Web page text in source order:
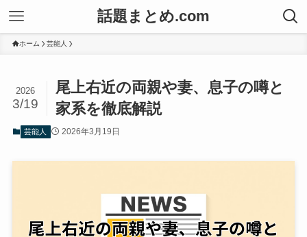
話題まとめ.com
ホーム 芸能人
尾上右近の両親や妻、息子の噂と
家系を徹底解説
2026
3/19
芸能人 2026年3月19日